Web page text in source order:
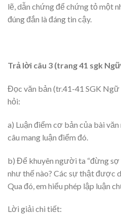
lẽ, dẫn chứng để chứng tỏ một
đúng đắn là đáng tin cậy.
Trả lời câu 3 (trang 41 sgk
Đọc văn bản (tr.41-41 SGK
hỏi:
a) Luận điểm cơ bản của bài
câu mang luận điểm đó.
b) Để khuyên người ta “đừng sợ
như thế nào? Các sự thật được
Qua đó, em hiểu phép lập luận
Lời giải chi tiết: